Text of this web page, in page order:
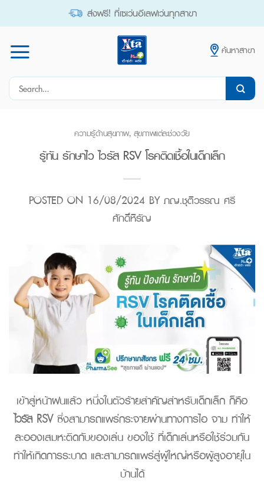
ส่งฟรี! ที่เซเว่นอีเลฟเว่นทุกสาขา
ค้นหาสาขา
Search
ความรู้ด้านสุขภาพ, สุขภาพแต่ละช่วงวัย
รู้ทัน รักษาไว ไวรัส RSV โรคติดเชื้อในเด็กเล็ก
POSTED ON 16/08/2024 BYภญ.ชุติวรรณ ศรี
ศักดิ์หิรัญ
เข้าสู่หน้าฝนแล้ว หนึ่งในตัวร้ายสำคัญสำหรับเด็กเล็ก ก็คือ
ไวรัส RSVซึ่งสามารถแพร่กระจายผ่านทางการไอ จาม ทำให้
ละอองเสมหะติดกับของเล่น ของใช้ ที่เด็กเล่นหรือใช้ร่วมกัน
ทำให้เกิดการระบาด และสามารถแพร่สู่ผู้ใหญ่หรือผู้สูงอายุใน
บ้านได้